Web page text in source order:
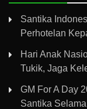
Santika
Perhotelan
Hari Anak
Tukik, Jaga
GM For A Day
Santika